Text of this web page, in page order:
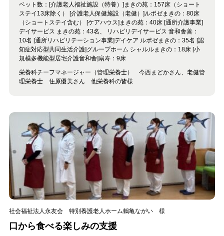
ベット数： [介護老人福祉施設（特養）]まきの苑：157床（ショート
ステイ13床除く） [介護老人保健施設（老健）]ルポゼまきの：80床
（ショートステイ含む） [ケアハウス]まきの苑：40床 [通所介護事業]
デイサービス まきの苑：43名、 リハビリデイサービス 音和舎善：
10名 [通所リハビリテーション事業]デイケア ルポゼまきの：35名 [認
知症対応型共同生活介護]グループホーム シャルルまきの：18床 [小
規模多機能型居宅介護音和舎]扇寿：9床
栄養科チーフマネージャー（管理栄養士） 今西まどかさん、老健管
理栄養士 住原優美さん 他栄養科の皆様
社会福祉法人永友会 特別養護老人ホーム鶴亀ながい 様
口から食べる楽しみの支援